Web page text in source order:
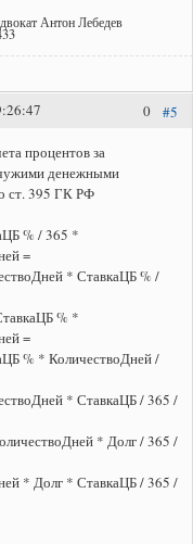
Антон Лебедев
#5
0
процентов за
денежными
ст. 395 ГК РФ
% / 365 *
=
* СтавкаЦБ % /
% *
=
% * КоличествоДней /
* СтавкаЦБ / 365 /
* Долг / 365 /
* Долг * СтавкаЦБ / 365 /